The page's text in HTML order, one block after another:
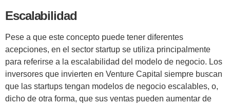
Escalabilidad
Pese a que este concepto puede tener diferentes
acepciones, en el sector startup se utiliza principalmente
para referirse a la escalabilidad del modelo de negocio. Los
inversores que invierten en Venture Capital siempre buscan
que las startups tengan modelos de negocio escalables, o,
dicho de otra forma, que sus ventas pueden aumentar de